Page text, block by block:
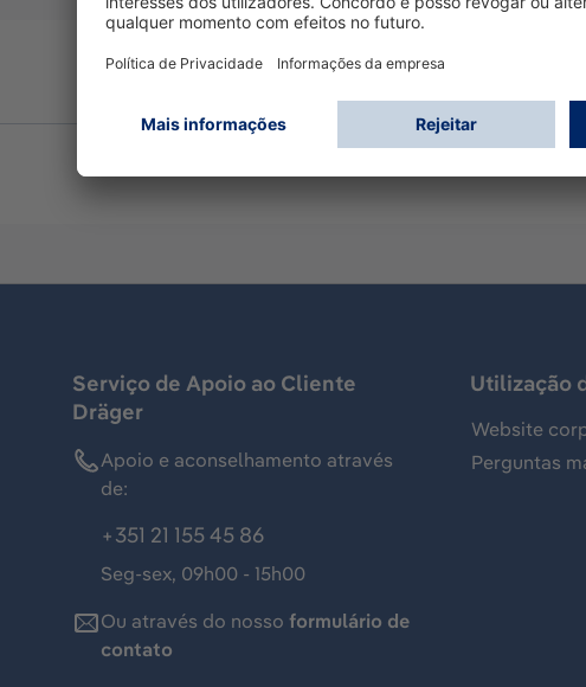
Serviço de Apoio ao Cliente
Dräger
Apoio e aconselhamento através
de:
+351 21 155 45 86
Seg-sex, 09h00 - 15h00
Ou através do nosso formulário de
contato
Utilização
Website
Perguntas